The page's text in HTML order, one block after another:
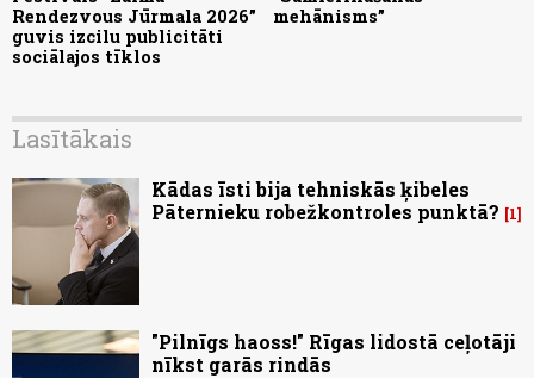
Rendezvous Jūrmala 2026”
guvis izcilu publicitāti
sociālajos tīklos
mehānisms”
Lasītākais
Kādas īsti bija tehniskās ķibeles
Pāternieku robežkontroles punktā?
1
"Pilnīgs haoss!" Rīgas lidostā ceļotāji
nīkst garās rindās